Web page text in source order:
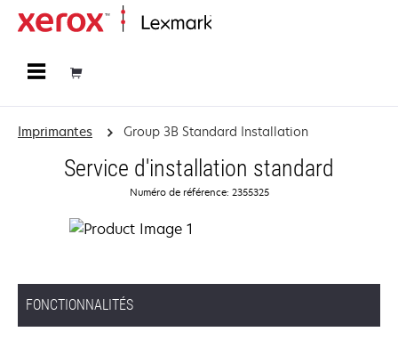
Imprimantes Group 3B Standard Installation
Service d'installation standard
Numéro de référence: 2355325
FONCTIONNALITÉS